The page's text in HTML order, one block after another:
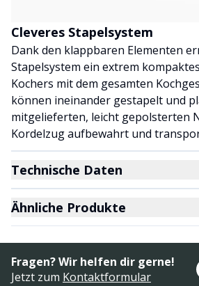
Cleveres Stapelsystem
Dank den klappbaren Elementen
Stapelsystem ein extrem
Kochers mit dem gesamten
können ineinander gestapelt und
mitgelieferten, leicht gepolsterten
Kordelzug aufbewahrt und
Technische Daten
Ähnliche Produkte
Fragen? Wir helfen dir gerne!
Jetzt zum Kontaktformular